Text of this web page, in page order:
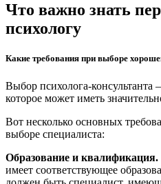
Что важно знать
психологу
Какие требования при выборе
Выбор психолога-
которое может иметь
Вот несколько основных
выборе специалиста:
Образование и квалификация.
имеет соответствующее